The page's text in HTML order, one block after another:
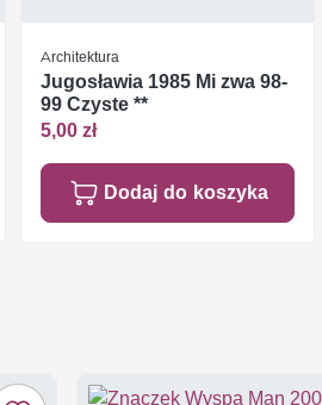
Architektura
Jugosławia 1985 Mi zwa 98-
99 Czyste **
5,00 zł
Dodaj do koszyka